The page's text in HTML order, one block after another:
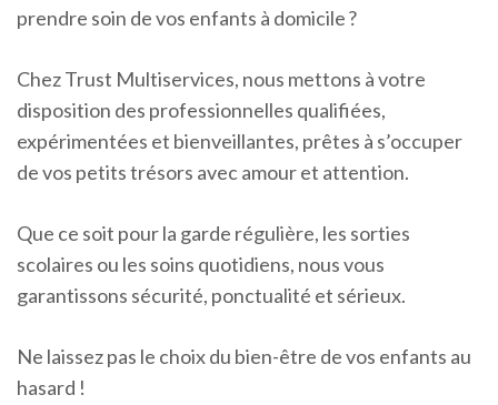
prendre soin de vos enfants à domicile ?
Chez Trust Multiservices, nous mettons à votre
disposition des professionnelles qualifiées,
expérimentées et bienveillantes, prêtes à s’occuper
de vos petits trésors avec amour et attention.
Que ce soit pour la garde régulière, les sorties
scolaires ou les soins quotidiens, nous vous
garantissons sécurité, ponctualité et sérieux.
Ne laissez pas le choix du bien-être de vos enfants au
hasard !